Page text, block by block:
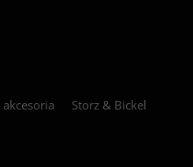
Storz & Bickel